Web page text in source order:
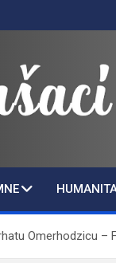
Omerhodzicu –